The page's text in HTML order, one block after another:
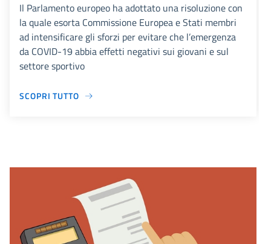
Il Parlamento europeo ha adottato una risoluzione con
la quale esorta Commissione Europea e Stati membri
ad intensificare gli sforzi per evitare che l’emergenza
da COVID-19 abbia effetti negativi sui giovani e sul
settore sportivo
SCOPRI TUTTO